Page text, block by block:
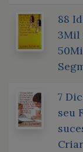
88
3Mil
7
seu